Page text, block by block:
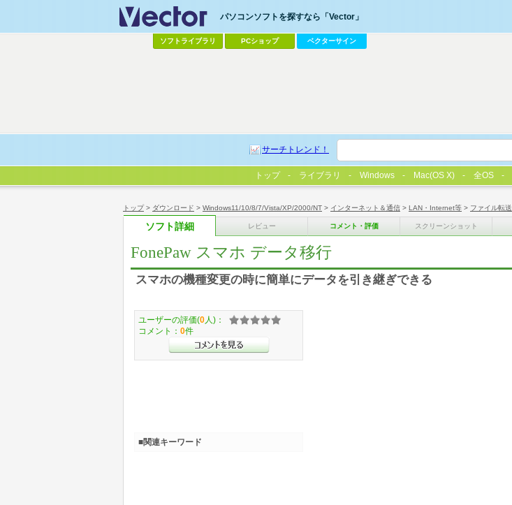
トップ> ダウンロード > Windows11/10/8/7/Vista/XP/2000/NT > インターネット＆通信 > LAN・Internet等 > ファイル転送
ソフト詳細 レビュー コメント・評価 スクリーンショット
FonePaw スマホ データ移行
スマホの機種変更の時に簡単にデータを引き継ぎできる
ユーザーの評価(0 人)：
コメント： 0件
■関連キーワード
パソコンソフトを探すなら「Vector」
ソフトライブラリ PCショップ ベクターサイン
サーチトレンド！
トップ ライブラリ Windows Mac(OS X) 全OS